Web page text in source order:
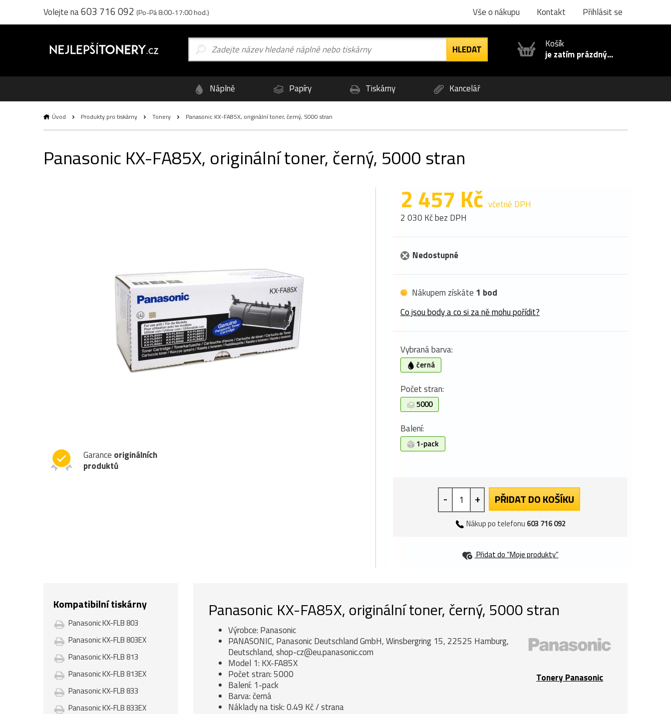
Volejte na603 716 092 (Po-Pá 8:00-17:00 hod.) Vše o nákupu Kontakt Přihlásit se
Košík
je zatím prázdný...
Náplně Papíry Tiskárny Kancelář
Úvod Produkty pro tiskárny Tonery Panasonic KX-FA85X, originální toner, černý, 5000 stran
Panasonic KX-FA85X, originální toner, černý, 5000 stran
Garance originálních
produktů
2 457 Kč včetně DPH
2 030 Kč bez DPH
Nedostupné
Nákupem získáte 1 bod
Co jsou body a co si za ně mohu pořídit?
Vybraná barva:
černá
Počet stran:
5000
Balení:
1-pack
- + PŘIDAT DO KOŠÍKU
Nákup po telefonu 603 716 092
Přidat do “Moje produkty”
Kompatibilní tiskárny
Panasonic KX-FLB 803
Panasonic KX-FLB 803EX
Panasonic KX-FLB 813
Panasonic KX-FLB 813EX
Panasonic KX-FLB 833
Panasonic KX-FLB 833EX
Panasonic KX-FA85X, originální toner, černý, 5000 stran
Tonery Panasonic
Výrobce: Panasonic
PANASONIC, Panasonic Deutschland GmbH, Winsbergring 15, 22525 Hamburg,
Deutschland, shop-cz@eu.panasonic.com
Model 1: KX-FA85X
Počet stran: 5000
Balení: 1-pack
Barva: černá
Náklady na tisk: 0.49 Kč / strana